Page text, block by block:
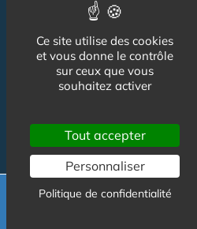
Suivez-nous
Contact
Newsletter
Publicité
Demande de
gratuit et sans
Ce site utilise des cookies
et vous donne le contrôle
sur ceux que vous
souhaitez activer
Tout accepter
Personnaliser
Politique de confidentialité